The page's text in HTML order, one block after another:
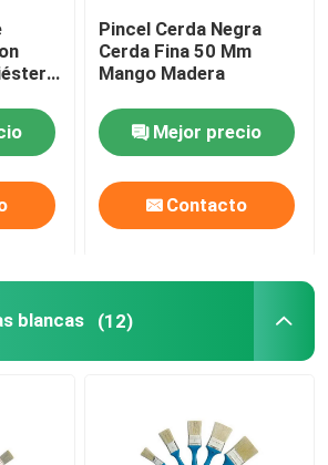
de casa
sintéticos
negras
Pincel Cerda Negra
Cerda Fina 50 Mm
Mango Madera
Mejor precio
Contacto
blancas (12)